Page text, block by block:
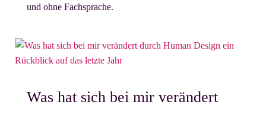
und ohne Fachsprache.
Was hat sich bei mir verändert